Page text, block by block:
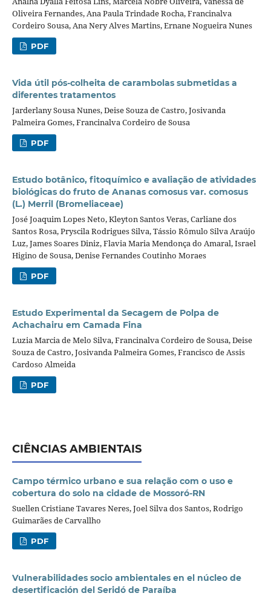
Oliveira Fernandes, Ana Paula Trindade Rocha, Francinalva
Cordeiro Sousa, Ana Nery Alves Martins, Ernane Nogueira Nunes
PDF
Vida útil pós-colheita de carambolas submetidas a
diferentes tratamentos
Jarderlany Sousa Nunes, Deise Souza de Castro, Josivanda
Palmeira Gomes, Francinalva Cordeiro de Sousa
PDF
Estudo botânico, fitoquímico e avaliação de atividades
biológicas do fruto de Ananas comosus var. comosus
(L.) Merril (Bromeliaceae)
José Joaquim Lopes Neto, Kleyton Santos Veras, Carliane dos
Santos Rosa, Pryscila Rodrigues Silva, Tássio Rômulo Silva Araújo
Luz, James Soares Diniz, Flavia Maria Mendonça do Amaral, Israel
Higino de Sousa, Denise Fernandes Coutinho Moraes
PDF
Estudo Experimental da Secagem de Polpa de
Achachairu em Camada Fina
Luzia Marcia de Melo Silva, Francinalva Cordeiro de Sousa, Deise
Souza de Castro, Josivanda Palmeira Gomes, Francisco de Assis
Cardoso Almeida
PDF
CIÊNCIAS AMBIENTAIS
Campo térmico urbano e sua relação com o uso e
cobertura do solo na cidade de Mossoró-RN
Suellen Cristiane Tavares Neres, Joel Silva dos Santos, Rodrigo
Guimarães de Carvallho
PDF
Vulnerabilidades socio ambientales en el núcleo de
desertificación del Seridó de Paraíba